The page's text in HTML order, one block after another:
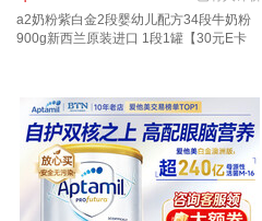
a2奶粉紫白金2段婴幼儿配方34段牛奶粉
900g新西兰原装进口 1段1罐【30元E卡